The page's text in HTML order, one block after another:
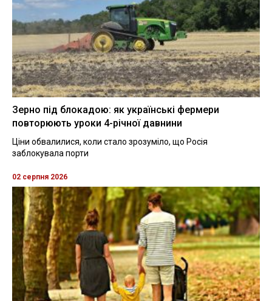
Зерно під блокадою: як українські фермери
повторюють уроки 4-річної давнини
Ціни обвалилися, коли стало зрозуміло, що Росія
заблокувала порти
02 серпня 2026